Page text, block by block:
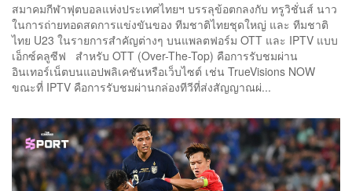
สมาคมกีฬาฟุตบอลแห่งประเทศไทยฯ บรรลุข้อตกลงกับ ทรูวิชั่นส์ นาว
ในการถ่ายทอดสดการแข่งขันของ ทีมชาติไทยชุดใหญ่ และ ทีมชาติ
ไทย U23 ในรายการสำคัญต่างๆ บนแพลตฟอร์ม OTT และ IPTV แบบ
เอ็กซ์คลูซีฟ สำหรับ OTT (Over-The-Top) คือการรับชมผ่าน
อินเทอร์เน็ตบนแอปพลิเคชันหรือเว็บไซต์ เช่น TrueVisions NOW
ขณะที่ IPTV คือการรับชมผ่านกล่องทีวีที่ส่งสัญญาณผ่...